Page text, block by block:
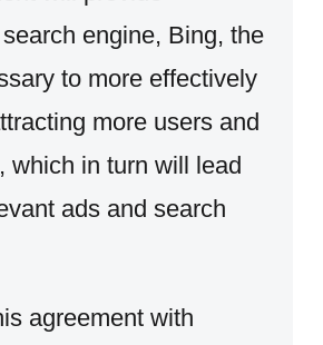
search engine, Bing, the
to more effectively
more users and
which in turn will lead
ads and search
agreement with